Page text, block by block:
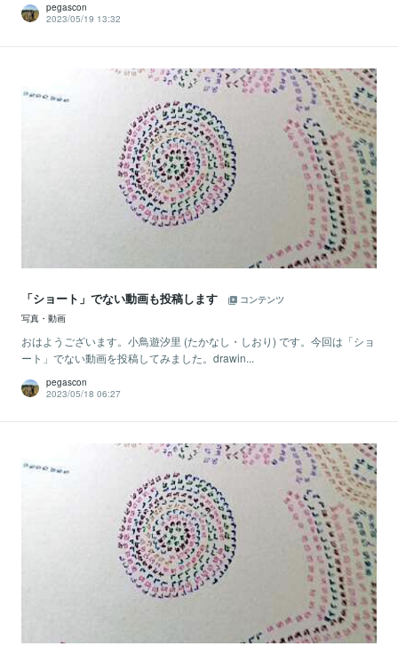
pegascon
2023/05/19 13:32
「ショート」でない動画も投稿します
コンテンツ
写真・動画
おはようございます。小鳥遊汐里 (たかなし・しおり) です。今回は「ショ
ート」でない動画を投稿してみました。drawin...
pegascon
2023/05/18 06:27